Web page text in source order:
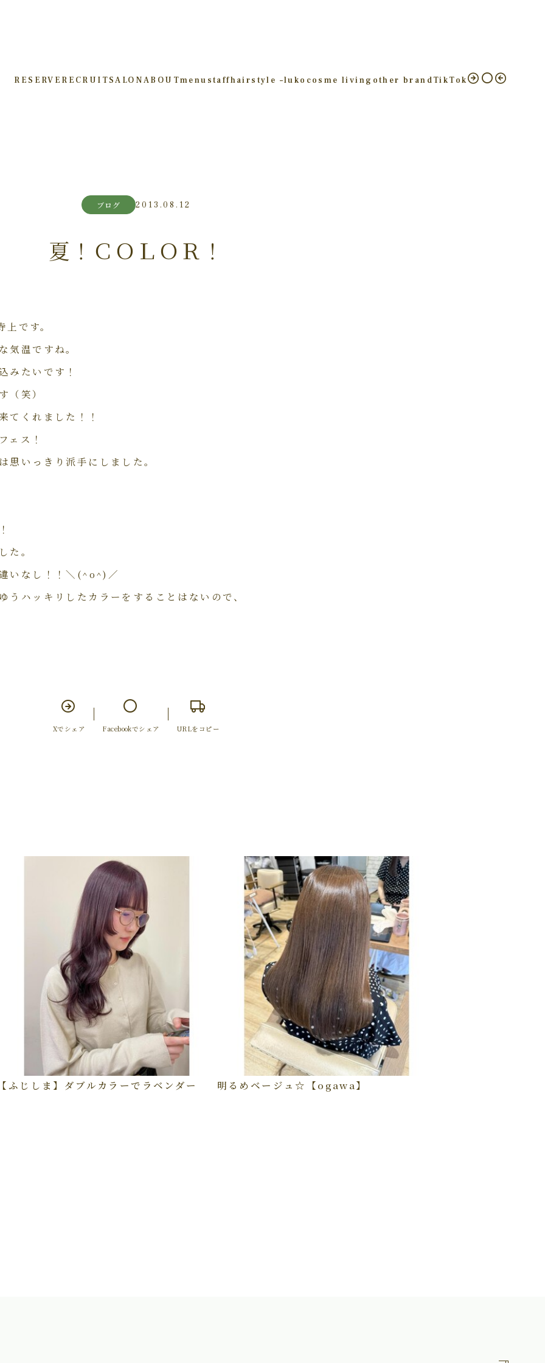
RESERVE RECRUITSALONABOUTmenu staffhairstyle –luko cosme living other brandTikTok
ブログ 2013.08.12
夏！ＣＯＬＯＲ！
です。
気温ですね。
みたいです！
（笑）
てくれました！！
ェス！
思いっきり派手にしました。
た。
いなし！！＼(^o^)／
うハッキリしたカラーをすることはないので、
Xでシェア Facebookでシェア URLをコピー
ふじしま】ダブルカラーでラベンダー 明るめベージュ☆【ogawa】